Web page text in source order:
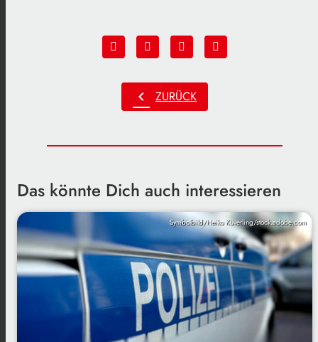
chevron_left ZURÜCK
Das könnte Dich auch interessieren
Symbolbild/Heiko Küverling/stock.adobe.com